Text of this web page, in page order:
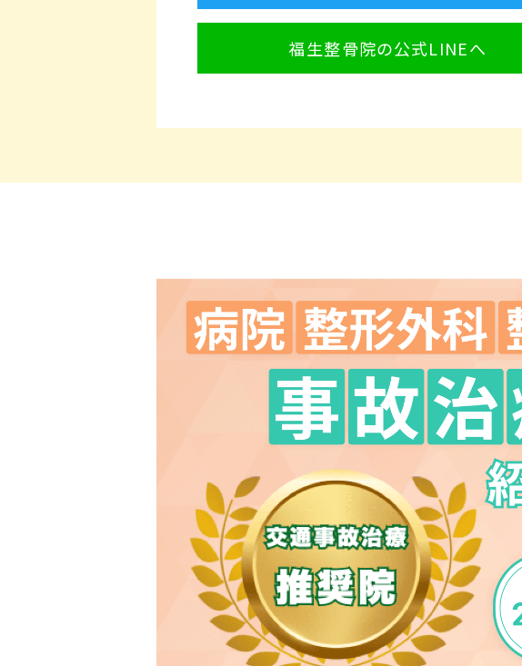
福生整骨院の公式LINEへ